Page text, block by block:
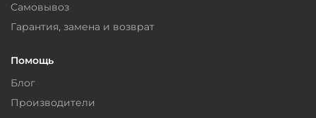
Самовывоз
Гарантия, замена и возврат
Помощь
Блог
Производители